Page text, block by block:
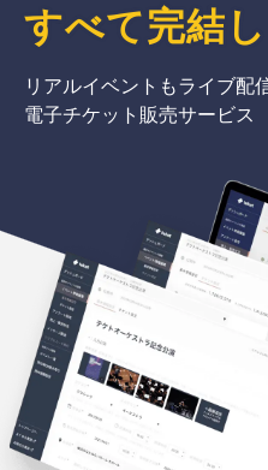
すべて完結
リアルイベントもライブ配
電子チケット販売サービス